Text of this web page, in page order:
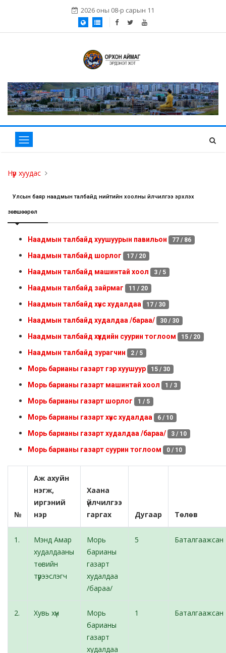
2026 оны 08-р сарын 11
Нүүр хуудас
Улсын баяр наадмын талбайд нийтийн хоолны үйлчилгээ эрхлэх
зөвшөөрөл
Наадмын талбайд хуушуурын павильон 77 / 86
Наадмын талбайд шорлог 17 / 20
Наадмын талбайд машинтай хоол 3 / 5
Наадмын талбайд зайрмаг 11 / 20
Наадмын талбайд хүнс худалдаа 17 / 30
Наадмын талбайд худалдаа /бараа/ 30 / 30
Наадмын талбайд хүүхдийн суурин тоглоом 15 / 20
Наадмын талбайд зурагчин 2 / 5
Морь барианы газарт гэр хуушуур 15 / 30
Морь барианы газарт машинтай хоол 1 / 3
Морь барианы газарт шорлог 1 / 5
Морь барианы газарт хүнс худалдаа 6 / 10
Морь барианы газарт худалдаа /бараа/ 3 / 10
Морь барианы газарт суурин тоглоом 0 / 10
№
Аж ахуйн
нэгж,
иргэний
нэр
Хаана
үйлчилгээ
гаргах
Дугаар Төлөв
1.
Мэнд Амар
худалдааны
төвийн
түрээслэгч
Морь
барианы
газарт
худалдаа
/бараа/
5 Баталгаажсан
2. Хувь хүн
Морь
барианы
газарт
худалдаа
1 Баталгаажсан